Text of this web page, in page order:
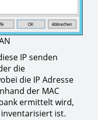
IP senden
die
die IP Adresse
der MAC
ermittelt wird,
ist.